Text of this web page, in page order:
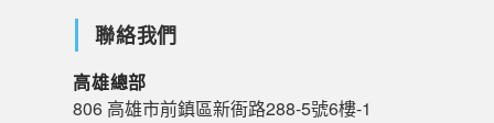
聯絡我們
高雄總部
806 高雄市前鎮區新衙路288-5號6樓-1